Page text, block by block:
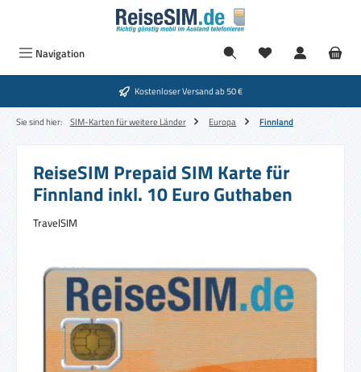
Zum Hauptinhalt springen
Navigation
Kostenloser Versand ab 50 €
Sie sind hier: SIM-Karten für weitere Länder Europa Finnland
ReiseSIM Prepaid SIM Karte für
Finnland inkl. 10 Euro Guthaben
TravelSIM
Bildergalerie überspringen